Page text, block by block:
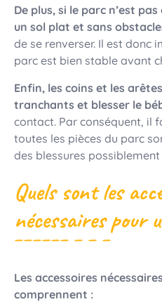
De plus, si le parc n’est
un sol plat et sans
de se renverser. Il est donc
parc est bien stable avant
Enfin, les coins et les
tranchants et blesser le
contact. Par conséquent, il
toutes les pièces du parc
des blessures
Quels sont les
nécessaires pour
Les accessoires
comprennent :